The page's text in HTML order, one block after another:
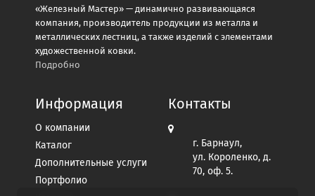
«Железный Мастер» — динамично развивающаяся
компания, производитель продукции из металла и
металлических лестниц, а также изделий с элементами
художественной ковки.
Подробно
Информация
О компании
Каталог
Дополнительные услуги
Портфолио
Контакты
г. Барнаул,
ул. Короленко, д.
70, оф. 5.